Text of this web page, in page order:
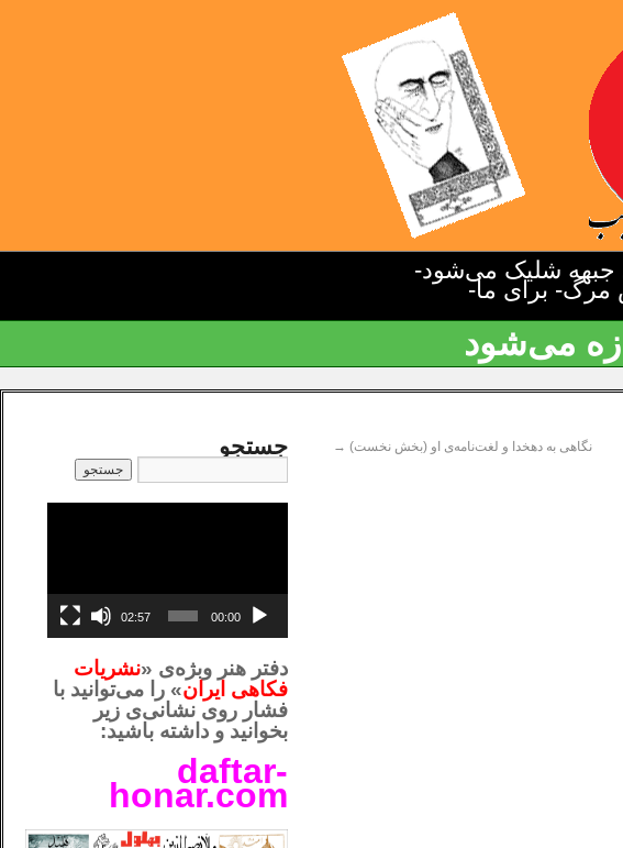
جبهه شلیک می‌شود-
برای ما-
می‌شود
نگاهی به دهخدا و لغت‌نامه‌ی او (بخش نخست) → جستجو
00:00
02:57
دفتر هنر وبژه‌ی «نشریات
فکاهی ایران» را می‌توانید با
فشار روی نشانی‌ی زیر
بخوانید و داشته باشید:
daftar-
honar.com